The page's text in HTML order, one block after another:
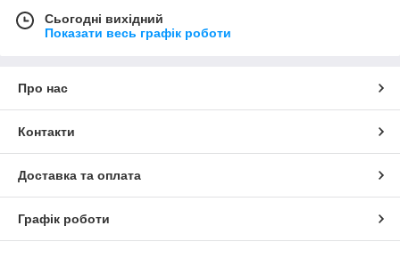
Сьогодні вихідний
Показати весь графік роботи
Про нас
Контакти
Доставка та оплата
Графік роботи